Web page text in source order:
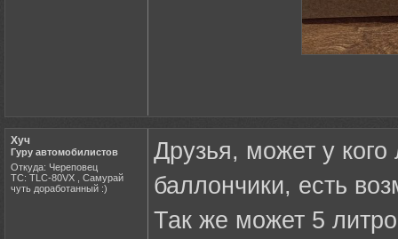
Хуч
Гуру автомобилистов
Откуда: Череповец
ТС: TLC-80VX , Самурай
чуть доработанный :)
Друзья, может у
баллончики, есть
Так же может 5